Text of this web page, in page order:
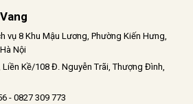
vụ 8 Khu Mậu Lương, Phường Kiến Hưng,
Nội
Liền Kề/108 Đ. Nguyễn Trãi, Thượng Đình,
- 0827 309 773